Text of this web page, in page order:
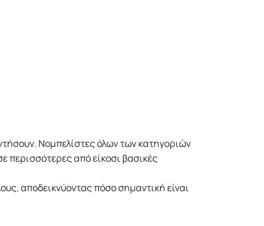
Νομπελίστες όλων των κατηγοριών
περισσότερες από είκοσι βασικές
αποδεικνύοντας πόσο σημαντική είναι